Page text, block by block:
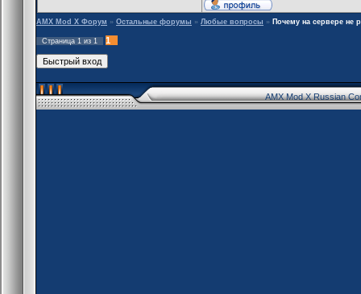
AMX Mod X Форум » Остальные форумы » Любые вопросы » Почему на сервере не
Страница 1 из 1 1
AMX Mod X Russian